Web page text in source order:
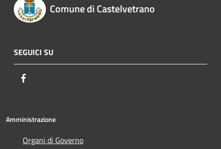
Comune di Castelvetrano
SEGUICI SU
Amministrazione
Organi di Governo